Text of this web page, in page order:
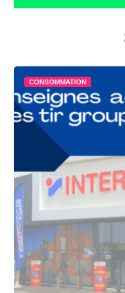
CONSOMMATION